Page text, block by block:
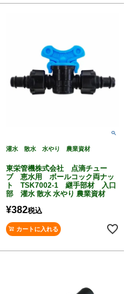
灌水 散水 水やり 農業資材
東栄管機株式会社 点滴チュー
ブ 恵水用 ボールコック両ナッ
ト TSK7002-1 継手部材 入口
部 灌水 散水 水やり 農業資材
¥382税込
カートに入れる